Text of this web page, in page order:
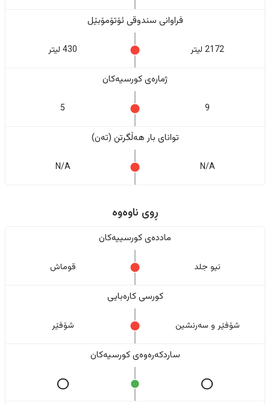
فراوانی سندوقی ئۆتۆمۆبێل
2172 لیتر 430 لیتر
ژمارەی کورسیەکان
9
5
تواناى بار هەڵگرتن (تەن)
N/A
N/A
ڕوی ناوەوە
ماددەی کورسییەکان
نیو جلد قوماش
کورسی کارەبایی
شۆفێر و سەرنشین شۆفێر
ساردکەرەوەی کورسیەکان